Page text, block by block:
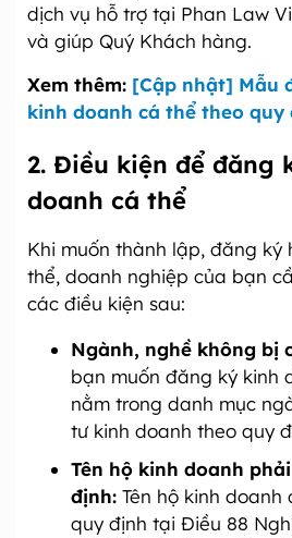
dịch vụ hỗ trợ tại Phan Law
và giúp Quý Khách hàng.
Xem thêm: [Cập nhật] Mẫu
kinh doanh cá thể theo
2. Điều kiện để đăng
doanh cá thể
Khi muốn thành lập, đăng ký
thể, doanh nghiệp của bạn
các điều kiện sau:
Ngành, nghề không bị
bạn muốn đăng ký kinh
nằm trong danh mục
tư kinh doanh theo quy
Tên hộ kinh doanh
định: Tên hộ kinh
quy định tại Điều 88